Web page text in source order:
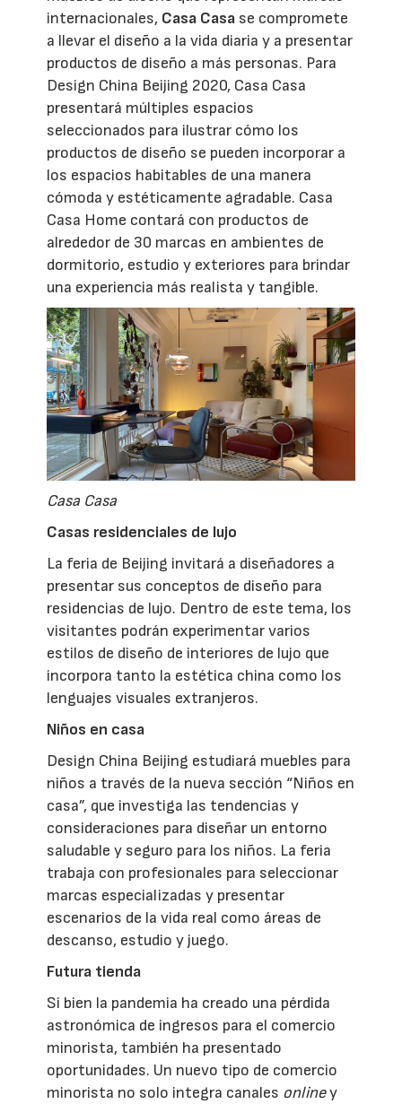
internacionales, Casa Casa se compromete
a llevar el diseño a la vida diaria y a presentar
productos de diseño a más personas. Para
Design China Beijing 2020, Casa Casa
presentará múltiples espacios
seleccionados para ilustrar cómo los
productos de diseño se pueden incorporar a
los espacios habitables de una manera
cómoda y estéticamente agradable. Casa
Casa Home contará con productos de
alrededor de 30 marcas en ambientes de
dormitorio, estudio y exteriores para brindar
una experiencia más realista y tangible.
Casa Casa
Casas residenciales de lujo
La feria de Beijing invitará a diseñadores a
presentar sus conceptos de diseño para
residencias de lujo. Dentro de este tema, los
visitantes podrán experimentar varios
estilos de diseño de interiores de lujo que
incorpora tanto la estética china como los
lenguajes visuales extranjeros.
Niños en casa
Design China Beijing estudiará muebles para
niños a través de la nueva sección “Niños en
casa”, que investiga las tendencias y
consideraciones para diseñar un entorno
saludable y seguro para los niños. La feria
trabaja con profesionales para seleccionar
marcas especializadas y presentar
escenarios de la vida real como áreas de
descanso, estudio y juego.
Futura tienda
Si bien la pandemia ha creado una pérdida
astronómica de ingresos para el comercio
minorista, también ha presentado
oportunidades. Un nuevo tipo de comercio
minorista no solo integra canales onliney